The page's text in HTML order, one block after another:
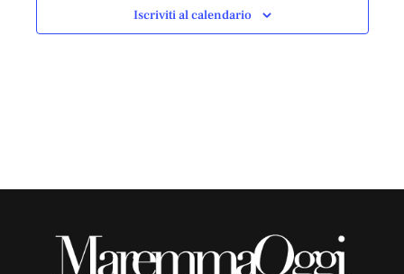
Iscriviti al calendario